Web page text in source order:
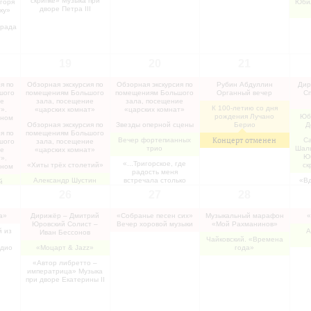
дворе Петра III
по
по
Обзорная экскурсия по
помещениям Большого
зала, посещение
«царских комнат»
Обзорная экскурсия по
помещениям Большого
зала, посещение
«царских комнат»
«Хиты трёх столетий»
Александр Шустин
Пашаев
Обзорная экскурсия по
помещениям Большого
зала, посещение
«царских комнат»
Звезды оперной сцены
Вечер фортепианных
трио
«...Тригорское, где
радость меня
встречала столько
Рубин Абдуллин
Органный вечер
К 100-летию со дня
рождения Лучано
Берио
Концерт отменен
из
Дирижёр – Дмитрий
Юровский Солист –
Иван Бессонов
«Моцарт & Jazz»
«Автор либретто –
императрица» Музыка
при дворе Екатерины II
«Собранье песен сих»
Вечер хоровой музыки
Музыкальный марафон
«Мой Рахманинов»
Чайковский. «Времена
года»